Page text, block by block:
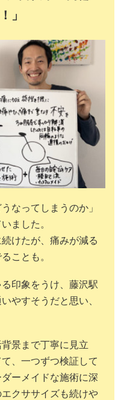
」
なってしまうのか」
ました。
けたが、痛みが減る
ことも。
印象をうけ、藤沢駅
やすそうだと思い、
景まで丁寧に見立
、一つずつ検証して
ーメイドな施術に深
クササイズも続けや